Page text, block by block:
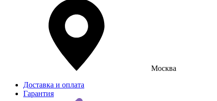
Москва
Доставка и оплата
Гарантия